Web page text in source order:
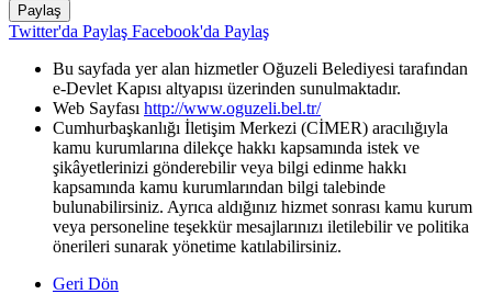
Paylaş
Twitter'da Paylaş Facebook'da Paylaş
Bu sayfada yer alan hizmetler Oğuzeli Belediyesi tarafından
e-Devlet Kapısı altyapısı üzerinden sunulmaktadır.
Web Sayfası http://www.oguzeli.bel.tr/
Cumhurbaşkanlığı İletişim Merkezi (CİMER) aracılığıyla
kamu kurumlarına dilekçe hakkı kapsamında istek ve
şikâyetlerinizi gönderebilir veya bilgi edinme hakkı
kapsamında kamu kurumlarından bilgi talebinde
bulunabilirsiniz. Ayrıca aldığınız hizmet sonrası kamu kurum
veya personeline teşekkür mesajlarınızı iletilebilir ve politika
önerileri sunarak yönetime katılabilirsiniz.
Geri Dön